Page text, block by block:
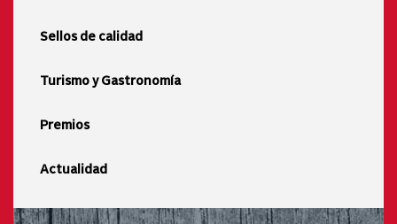
Sellos de calidad
Turismo y Gastronomía
Premios
Actualidad